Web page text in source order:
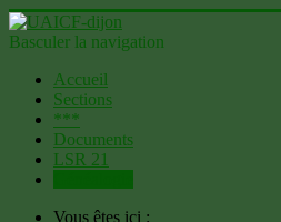
Basculer la navigation
Accueil
Sections
***
Documents
LSR 21
Vous êtes ici :